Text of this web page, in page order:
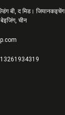
बी, द मिड। जियानकइचेंग
चीन